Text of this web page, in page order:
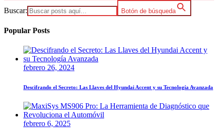
Buscar: Botón de búsqueda
Popular Posts
febrero 26, 2024
Descifrando el Secreto: Las Llaves del Hyundai Accent y su Tecnología Avanzada
febrero 6, 2025